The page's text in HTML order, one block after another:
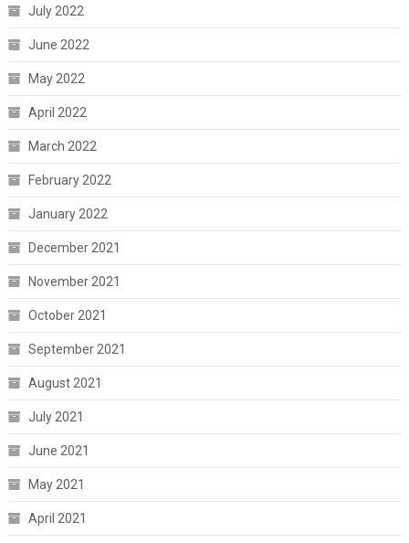
July 2022
June 2022
May 2022
April 2022
March 2022
February 2022
January 2022
December 2021
November 2021
October 2021
September 2021
August 2021
July 2021
June 2021
May 2021
April 2021